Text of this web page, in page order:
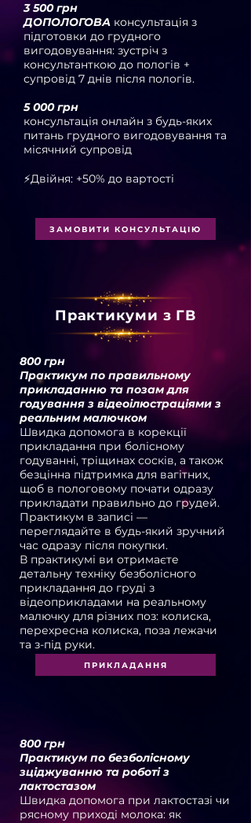
3 500 грн
ДОПОЛОГОВА консультація з
підготовки до грудного
вигодовування: зустріч з
консультанткою до пологів +
супровід 7 днів після пологів.
5 000 грн
консультація онлайн з будь-яких
питань грудного вигодовування та
місячний супровід
⚡️Двійня: +50% до вартості
ЗАМОВИТИ КОНСУЛЬТАЦІЮ
Практикуми з ГВ
800 грн
Практикум по правильному
прикладанню та позам для
годування з відеоілюстраціями з
реальним малючком
Швидка допомога в корекції
прикладання при болісному
годуванні, тріщинах сосків, а також
безцінна підтримка для вагітних,
щоб в пологовому почати одразу
прикладати правильно до грудей.
Практикум в записі —
переглядайте в будь-який зручний
час одразу після покупки.
В практикумі ви отримаєте
детальну техніку безболісного
прикладання до груді з
відеоприкладами на реальному
малючку для різних поз: колиска,
перехресна колиска, поза лежачи
та з-під руки.
800 грн
Практикум по безболісному
зціджуванню та роботі з
лактостазом
Швидка допомога при лактостазі чи
рясному приході молока: як
ПРИКЛАДАННЯ